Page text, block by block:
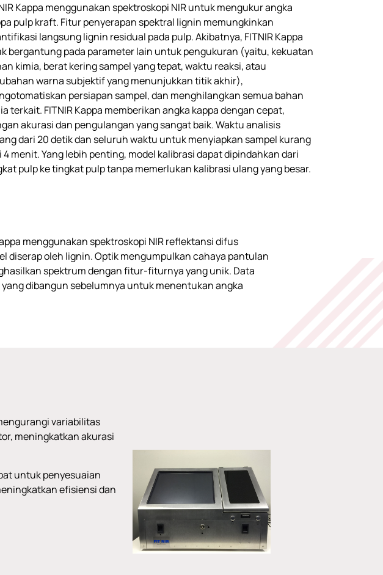
Kappa menggunakan spektroskopi NIR untuk mengukur angka
pulp kraft. Fitur penyerapan spektral lignin memungkinkan
langsung lignin residual pada pulp. Akibatnya, FITNIR Kappa
bergantung pada parameter lain untuk pengukuran (yaitu, kekuatan
kimia, berat kering sampel yang tepat, waktu reaksi, atau
warna subjektif yang menunjukkan titik akhir),
persiapan sampel, dan menghilangkan semua bahan
terkait. FITNIR Kappa memberikan angka kappa dengan cepat,
akurasi dan pengulangan yang sangat baik. Waktu analisis
dari 20 detik dan seluruh waktu untuk menyiapkan sampel kurang
4 menit. Yang lebih penting, model kalibrasi dapat dipindahkan dari
pulp ke tingkat pulp tanpa memerlukan kalibrasi ulang yang besar.
menggunakan spektroskopi NIR reflektansi difus
diserap oleh lignin. Optik mengumpulkan cahaya pantulan
spektrum dengan fitur-fiturnya yang unik. Data
dibangun sebelumnya untuk menentukan angka
variabilitas
meningkatkan akurasi
untuk penyesuaian
efisiensi dan